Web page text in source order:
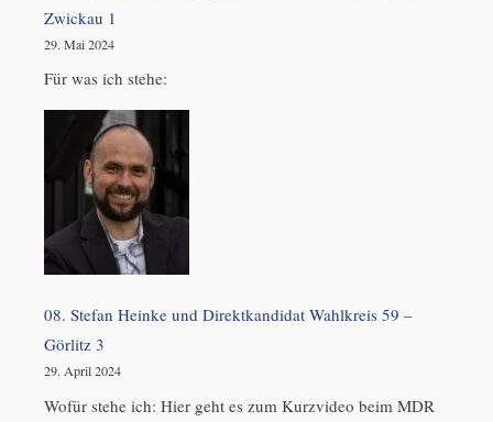
Zwickau 1
29. Mai 2024
Für was ich stehe:
08. Stefan Heinke und Direktkandidat Wahlkreis 59 –
Görlitz 3
29. April 2024
Wofür stehe ich: Hier geht es zum Kurzvideo beim MDR